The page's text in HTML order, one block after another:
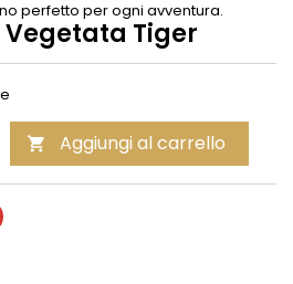
perfetto per ogni avventura.
Vegetata Tiger
 Aggiungi al carrello